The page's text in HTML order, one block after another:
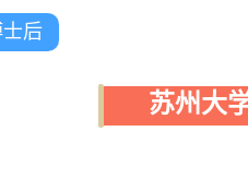
后
苏州大